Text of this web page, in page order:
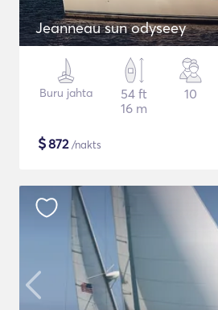
Jeanneau sun odyseey
Buru jahta
54 ft
16 m
10
$872/nakts